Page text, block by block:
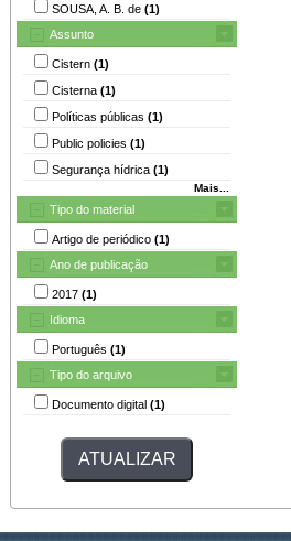
SOUSA, A. B. de (1)
Assunto
Cistern (1)
Cisterna (1)
Políticas públicas (1)
Public policies (1)
Segurança hídrica (1)
Mais...
Tipo do material
Artigo de periódico (1)
Ano de publicação
2017 (1)
Idioma
Português (1)
Tipo do arquivo
Documento digital (1)